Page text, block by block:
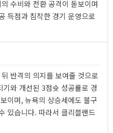
수비와 전환 공격이 돋보이며
득점과 침착한 경기 운영으로
반격의 의지를 보여줄 것으로
와 개선된 3점슛 성공률로 경
이며, 뉴욕의 상승세에도 불구
있습니다. 따라서 클리블랜드